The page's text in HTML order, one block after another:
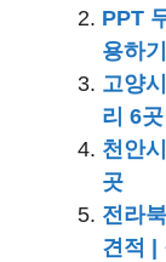
PPT
용하기
고양
리 6곳
천안
곳
전라
견적 |